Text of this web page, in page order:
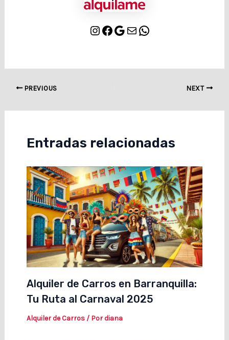
PREVIOUS NEXT
Entradas relacionadas
Alquiler de Carros en Barranquilla:
Tu Ruta al Carnaval 2025
Alquiler de Carros/ Pordiana